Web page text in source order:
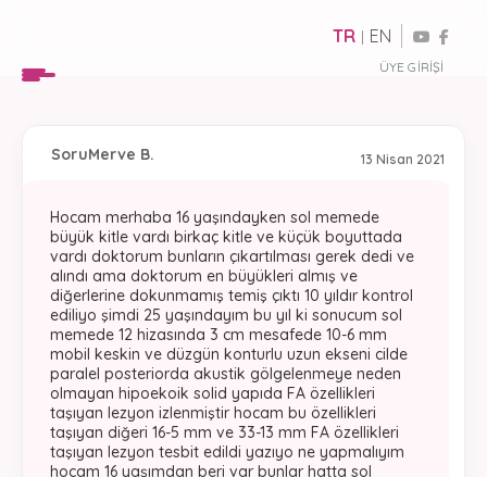
ÜYE GIRIŞI
TR | EN
13 Nisan 2021
SoruMerve B.
Hocam merhaba 16 yaşındayken sol memede
büyük kitle vardı birkaç kitle ve küçük boyuttada
vardı doktorum bunların çıkartılması gerek dedi ve
alındı ama doktorum en büyükleri almış ve
diğerlerine dokunmamış temiş çıktı 10 yıldır kontrol
ediliyo şimdi 25 yaşındayım bu yıl ki sonucum sol
memede 12 hizasında 3 cm mesafede 10-6 mm
mobil keskin ve düzgün konturlu uzun ekseni cilde
paralel posteriorda akustik gölgelenmeye neden
olmayan hipoekoik solid yapıda FA özellikleri
taşıyan lezyon izlenmiştir hocam bu özellikleri
taşıyan diğeri 16-5 mm ve 33-13 mm FA özellikleri
taşıyan lezyon tesbit edildi yazıyo ne yapmalıyım
hocam 16 yaşımdan beri var bunlar hatta sol